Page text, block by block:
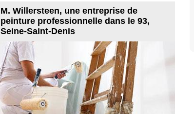
M. Willersteen, une entreprise de
peinture professionnelle dans le 93,
Seine-Saint-Denis